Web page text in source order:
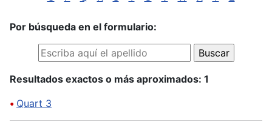
Por búsqueda en el formulario:
Resultados exactos o más aproximados: 1
• Quart 3